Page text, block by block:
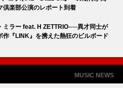
倶楽部公演のレポート到着
ミラー feat. H ZETTRIO──異才同士が
作『LINK』を携えた熱狂のビルボード
MUSIC NEWS